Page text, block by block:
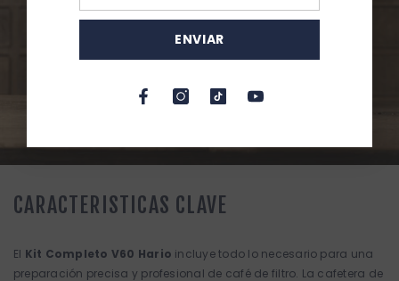
CARACTERISTICAS CLAVE
El Kit Completo V60 Hario incluye todo lo necesario para una
preparación precisa y profesional de café de filtro. La cafetera de
ENVIAR